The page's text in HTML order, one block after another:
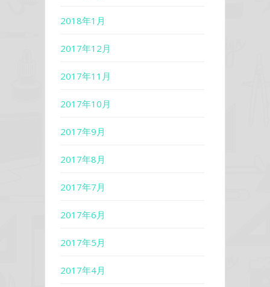
2018年1月
2017年12月
2017年11月
2017年10月
2017年9月
2017年8月
2017年7月
2017年6月
2017年5月
2017年4月